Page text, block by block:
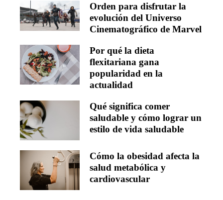
Orden para disfrutar la
evolución del Universo
Cinematográfico de Marvel
Por qué la dieta
flexitariana gana
popularidad en la
actualidad
Qué significa comer
saludable y cómo lograr un
estilo de vida saludable
Cómo la obesidad afecta la
salud metabólica y
cardiovascular